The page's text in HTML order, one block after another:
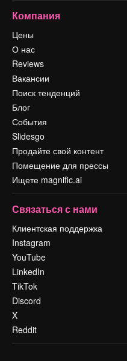
Компания
Цены
О нас
Reviews
Вакансии
Поиск тенденций
Блог
События
Slidesgo
Продайте свой контент
Помещение для прессы
Ищете magnific.ai
Связаться с нами
Клиентская поддержка
Instagram
YouTube
LinkedIn
TikTok
Discord
X
Reddit